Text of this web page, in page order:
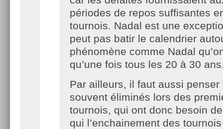
périodes de repos suffisantes
tournois. Nadal est une
peut pas batir le calendrier
phénomène comme Nadal
qu’une fois tous les 20 à 30
Par ailleurs, il faut aussi penser
souvent éliminés lors des
tournois, qui ont donc besoin
qui l’enchainement des